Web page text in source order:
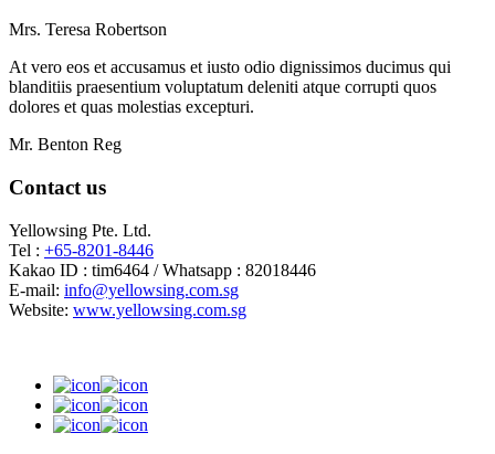
Mrs. Teresa Robertson
At vero eos et accusamus et iusto odio dignissimos ducimus qui
blanditiis praesentium voluptatum deleniti atque corrupti quos
dolores et quas molestias excepturi.
Mr. Benton Reg
Contact us
Yellowsing Pte. Ltd.
Tel : +65-8201-8446
Kakao ID : tim6464 / Whatsapp : 82018446
E-mail: info@yellowsing.com.sg
Website: www.yellowsing.com.sg